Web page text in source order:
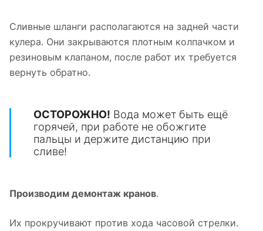
Сливные шланги располагаются на задней части
кулера. Они закрываются плотным колпачком и
резиновым клапаном, после работ их требуется
вернуть обратно.
ОСТОРОЖНО! Вода может быть ещё
горячей, при работе не обожгите
пальцы и держите дистанцию при
сливе!
Производим демонтаж кранов.
Их прокручивают против хода часовой стрелки.